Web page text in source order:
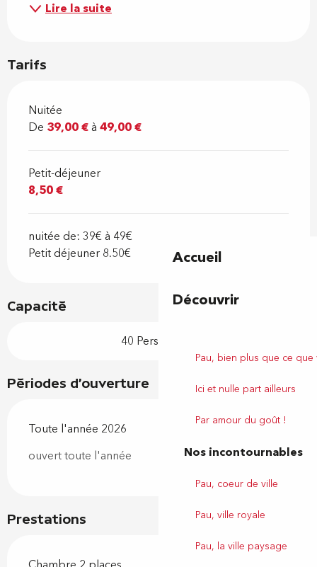
Accueil
Découvrir
Pau, bien plus que ce
Ici et nulle part ailleurs
Par amour du goût !
Nos incontournables
Pau, coeur de ville
Pau, ville royale
Pau, la ville paysage
Lire la suite
Prestations
Tarifs
Nuitée
De 39,00 €à 49,00 €
Petit-déjeuner
8,50 €
nuitée de: 39€ à 49€
Petit déjeuner 8.50€
Capacité
40 Personne(s)
Périodes d'ouverture
Toute l'année 2026
ouvert toute l'année